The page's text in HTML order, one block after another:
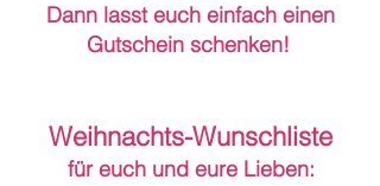
Dann lasst euch einfach einen
Gutschein schenken!
Weihnachts-Wunschliste
für euch und eure Lieben: